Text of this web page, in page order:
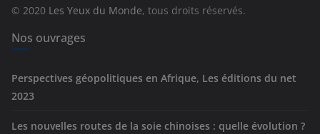
e
© 2020 Les Yeux du Monde, tous droits réservés.
Nos ouvrages
Perspectives géopolitiques en Afrique, Les éditions du net
2023
Les nouvelles routes de la soie chinoises : quelle évolution ?